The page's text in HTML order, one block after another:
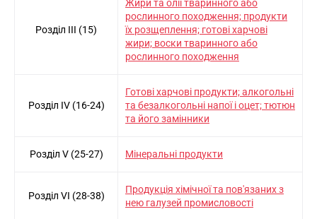
Розділ III (15)
Жири та олiї тваринного або
рослинного походження; продукти
їх розщеплення; готовi харчовi
жири; воски тваринного або
рослинного походження
Розділ IV (16-24)
Готовi харчовi продукти; алкогольнi
та безалкогольнi напої i оцет; тютюн
та його замiнники
Розділ V (25-27) Мiнеральнi продукти
Розділ VI (28-38)
Продукцiя хiмiчної та пов'язаних з
нею галузей промисловостi